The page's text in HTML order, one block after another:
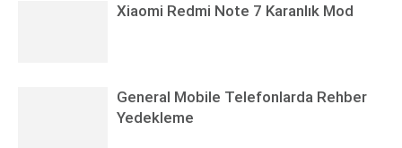
Xiaomi Redmi Note 7 Karanlık Mod
General Mobile Telefonlarda Rehber
Yedekleme